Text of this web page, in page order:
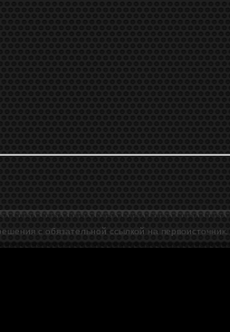
с обязательной ссылкой на первоисточник.